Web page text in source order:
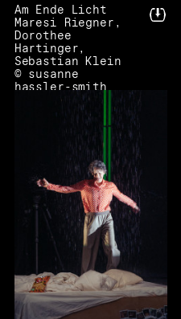
Am Ende Licht
Maresi Riegner,
Dorothee
Hartinger,
Sebastian Klein
© susanne
hassler-smith